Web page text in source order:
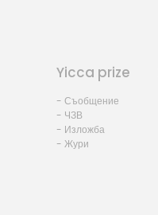
Yicca prize
- Съобщение
- ЧЗВ
- Изложба
- Жури